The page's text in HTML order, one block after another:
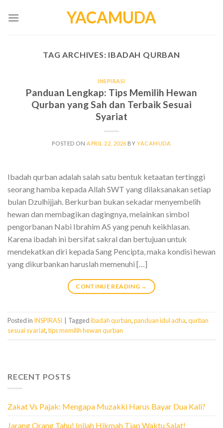
YACAMUDA
TAG ARCHIVES: IBADAH QURBAN
INSPIRASI
Panduan Lengkap: Tips Memilih Hewan
Qurban yang Sah dan Terbaik Sesuai
Syariat
POSTED ON APRIL 22, 2026 BYYACAMUDA
Ibadah qurban adalah salah satu bentuk ketaatan tertinggi
seorang hamba kepada Allah SWT yang dilaksanakan setiap
bulan Dzulhijjah. Berkurban bukan sekadar menyembelih
hewan dan membagikan dagingnya, melainkan simbol
pengorbanan Nabi Ibrahim AS yang penuh keikhlasan.
Karena ibadah ini bersifat sakral dan bertujuan untuk
mendekatkan diri kepada Sang Pencipta, maka kondisi hewan
yang dikurbankan haruslah memenuhi […]
CONTINUE READING →
Posted in INSPIRASI Taggedibadah qurban,panduan idul adha,qurban
sesuai syariat,tips memilih hewan qurban
RECENT POSTS
Zakat Vs Pajak: Mengapa Muzakki Harus Bayar Dua Kali?
Jarang Orang Tahu! Inilah Hikmah Tiap Waktu Salat!